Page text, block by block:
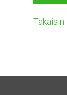
Takaisin